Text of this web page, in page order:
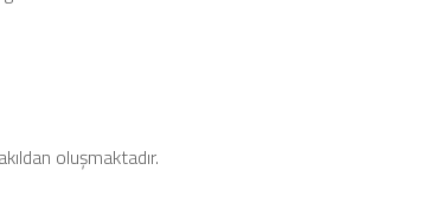
oluşmaktadır.